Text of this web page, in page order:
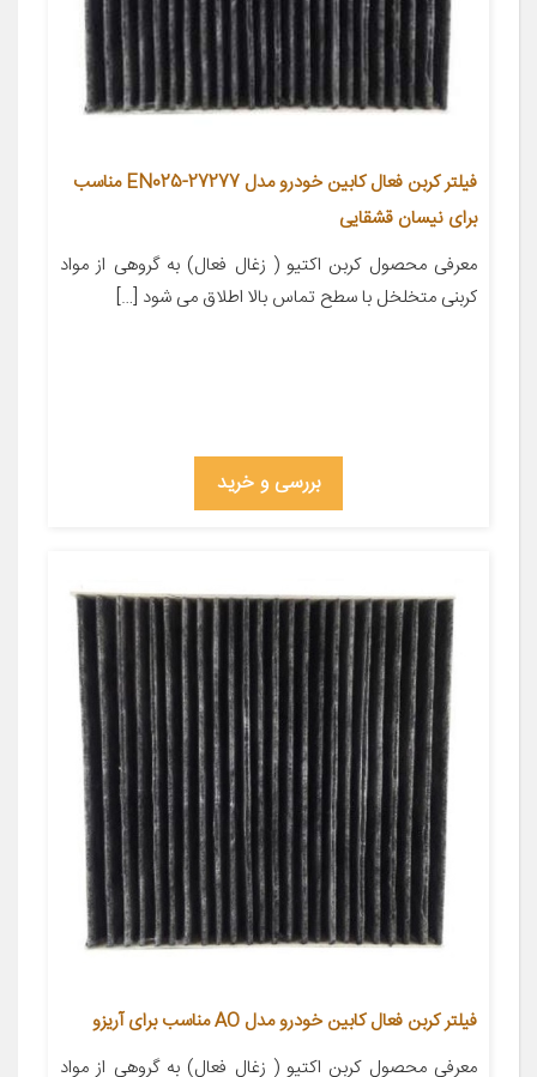
فیلتر کربن فعال کابین خودرو مدل 27277-EN025 مناسب
برای نیسان قشقایی
معرفی محصول کربن اکتیو ( زغال فعال) به گروهی از مواد
کربنی متخلخل با سطح تماس بالا اطلاق می شود […]
بررسی و خرید
فیلتر کربن فعال کابین خودرو مدل AO مناسب برای آریزو
معرفی محصول کربن اکتیو ( زغال فعال) به گروهی از مواد